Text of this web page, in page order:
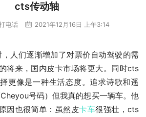
cts传动轴
电话 2021年12月16日 上午3:14
，人们逐渐增加了对票价自动驾驶的需
将来，国内皮卡市场将更大。同时cts
更像是一种生活态度。追求诗歌和遥
号码）但我真的想买一辆车。他
因也很简单：虽然皮卡车很强壮，cts